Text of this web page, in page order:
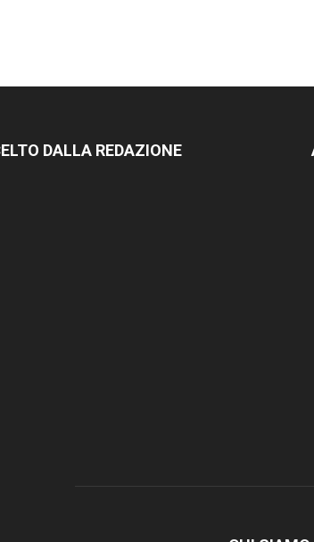
DALLA REDAZIONE